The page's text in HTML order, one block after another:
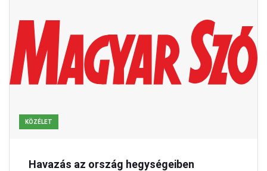
KÖZÉLET
Havazás az ország hegységeiben